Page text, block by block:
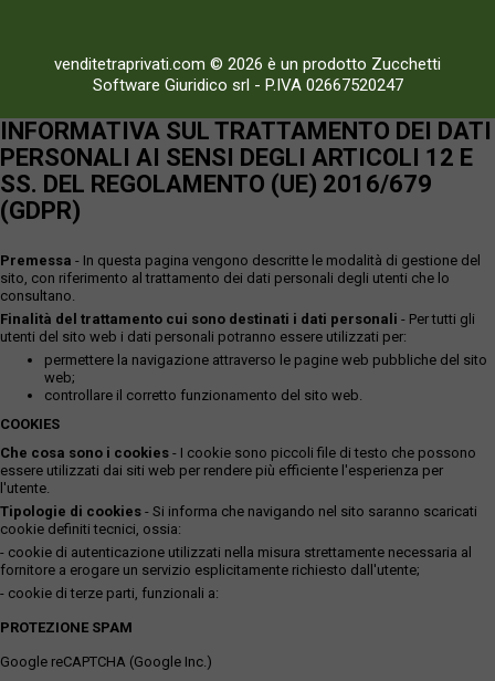
venditetraprivati.com © 2026 è un prodotto Zucchetti
Software Giuridico srl - P.IVA 02667520247
INFORMATIVA SUL TRATTAMENTO DEI DATI
PERSONALI AI SENSI DEGLI ARTICOLI 12 E
SS. DEL REGOLAMENTO (UE) 2016/679
(GDPR)
Premessa - In questa pagina vengono descritte le modalità di gestione del
sito, con riferimento al trattamento dei dati personali degli utenti che lo
consultano.
Finalità del trattamento cui sono destinati i dati personali - Per tutti gli
utenti del sito web i dati personali potranno essere utilizzati per:
permettere la navigazione attraverso le pagine web pubbliche del sito
web;
controllare il corretto funzionamento del sito web.
COOKIES
Che cosa sono i cookies - I cookie sono piccoli file di testo che possono
essere utilizzati dai siti web per rendere più efficiente l'esperienza per
l'utente.
Tipologie di cookies - Si informa che navigando nel sito saranno scaricati
cookie definiti tecnici, ossia:
- cookie di autenticazione utilizzati nella misura strettamente necessaria al
fornitore a erogare un servizio esplicitamente richiesto dall'utente;
- cookie di terze parti, funzionali a:
PROTEZIONE SPAM
Google reCAPTCHA (Google Inc.)